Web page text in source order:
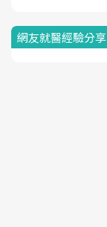
網友就醫經驗分享